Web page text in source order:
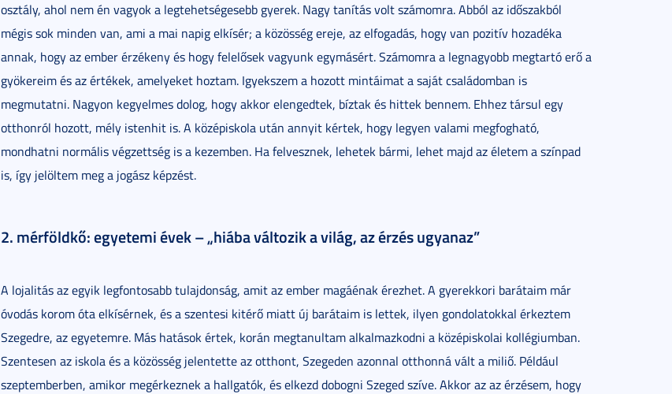
osztály, ahol nem én vagyok a legtehetségesebb gyerek. Nagy tanítás volt számomra. Abból az időszakból
mégis sok minden van, ami a mai napig elkísér; a közösség ereje, az elfogadás, hogy van pozitív hozadéka
annak, hogy az ember érzékeny és hogy felelősek vagyunk egymásért. Számomra a legnagyobb megtartó erő a
gyökereim és az értékek, amelyeket hoztam. Igyekszem a hozott mintáimat a saját családomban is
megmutatni. Nagyon kegyelmes dolog, hogy akkor elengedtek, bíztak és hittek bennem. Ehhez társul egy
otthonról hozott, mély istenhit is. A középiskola után annyit kértek, hogy legyen valami megfogható,
mondhatni normális végzettség is a kezemben. Ha felvesznek, lehetek bármi, lehet majd az életem a színpad
is, így jelöltem meg a jogász képzést.
2. mérföldkő: egyetemi évek – „hiába változik a világ, az érzés ugyanaz”
A lojalitás az egyik legfontosabb tulajdonság, amit az ember magáénak érezhet. A gyerekkori barátaim már
óvodás korom óta elkísérnek, és a szentesi kitérő miatt új barátaim is lettek, ilyen gondolatokkal érkeztem
Szegedre, az egyetemre. Más hatások értek, korán megtanultam alkalmazkodni a középiskolai kollégiumban.
Szentesen az iskola és a közösség jelentette az otthont, Szegeden azonnal otthonná vált a miliő. Például
szeptemberben, amikor megérkeznek a hallgatók, és elkezd dobogni Szeged szíve. Akkor az az érzésem, hogy